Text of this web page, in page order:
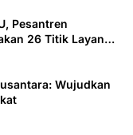
Pesantren
26 Titik Layanan
Wujudkan